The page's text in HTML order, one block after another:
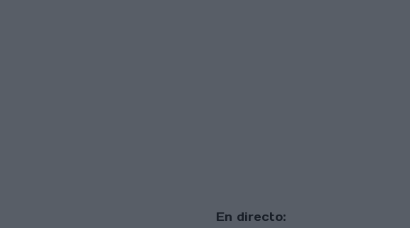
En directo: